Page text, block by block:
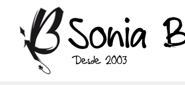
contenido